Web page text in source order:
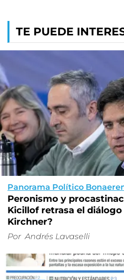
TE PUEDE
Panorama Político
Peronismo y
Kicillof retrasa el
Kirchner?
Por Andrés Lavaselli